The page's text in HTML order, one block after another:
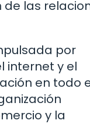
las
por
internet y el
en todo
y la